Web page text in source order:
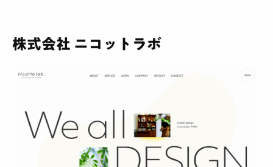
株式会社 ニコットラボ